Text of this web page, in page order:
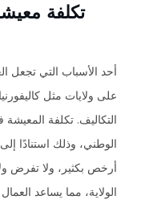
تكلفة
أحد الأسباب التي تجعل
على ولايات مثل
أرخص بكثير، ولا تفرض
الولاية، مما يساعد